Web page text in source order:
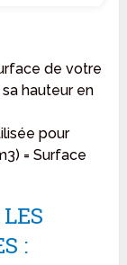
de votre
hauteur en
pour
= Surface
: